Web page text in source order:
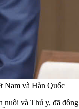
Nam và Hàn Quốc
và Thú y, đã